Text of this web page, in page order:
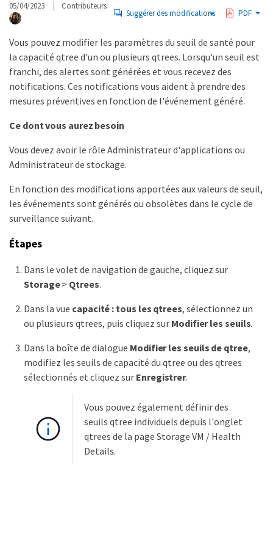
05/04/2023 Contributeurs
Suggérer des modifications PDF
Vous pouvez modifier les paramètres du seuil de santé pour
la capacité qtree d'un ou plusieurs qtrees. Lorsqu'un seuil est
franchi, des alertes sont générées et vous recevez des
notifications. Ces notifications vous aident à prendre des
mesures préventives en fonction de l'événement généré.
Ce dont vous aurez besoin
Vous devez avoir le rôle Administrateur d'applications ou
Administrateur de stockage.
En fonction des modifications apportées aux valeurs de seuil,
les événements sont générés ou obsolètes dans le cycle de
surveillance suivant.
Étapes
Dans le volet de navigation de gauche, cliquez sur
Storage> Qtrees.
Dans la vue capacité : tous les qtrees, sélectionnez un
ou plusieurs qtrees, puis cliquez sur Modifier les seuils.
Dans la boîte de dialogue Modifier les seuils de qtree,
modifiez les seuils de capacité du qtree ou des qtrees
sélectionnés et cliquez sur Enregistrer.
Vous pouvez également définir des
seuils qtree individuels depuis l'onglet
qtrees de la page Storage VM / Health
Details.